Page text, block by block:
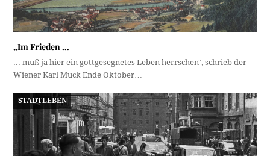
„Im Frieden …
... muß ja hier ein gottgesegnetes Leben herrschen", schrieb der
Wiener Karl Muck Ende Oktober…
STADTLEBEN